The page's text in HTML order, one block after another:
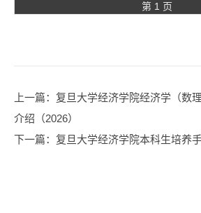
第 1 页
上一篇：复旦大学经济学院经济学（数
介绍（2026）
下一篇：复旦大学经济学院本科生培养